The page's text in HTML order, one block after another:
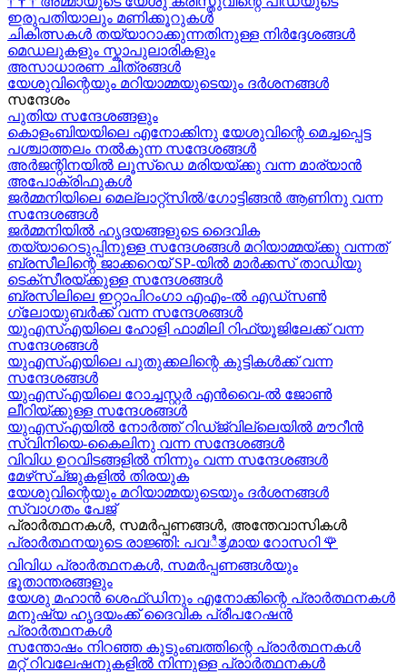
ഇരുപതിയാലും മണിക്കൂറുകള്‍
ചികിത്സകൾ തയ്യാറാക്കുന്നതിനുള്ള നിർദ്ദേശങ്ങൾ
മെഡലുകളും സ്കാപുലാരികളും
അസാധാരണ ചിത്രങ്ങൾ
യേശുവിന്റെയും മറിയാമ്മയുടെയും ദർശനങ്ങൾ
സന്ദേശം
പുതിയ സന്ദേശങ്ങളും
കൊളംബിയയിലെ എനോക്കിനു യേശുവിന്റെ മെച്ചപ്പെട്ട
പശ്ചാത്തലം നൽകുന്ന സന്ദേശങ്ങള്‍
അർജന്റിനയിൽ ലൂസ്ഡെ മരിയയ്ക്കു വന്ന മാര്യാന്‍
അപോക്രിഫുകള്‍
ജർമ്മനിയിലെ മെല്ലാറ്റ്സിൽ/ഗോട്ടിങ്ങൻ ആണിനു വന്ന
സന്ദേശങ്ങൾ
ജർമ്മനിയിൽ ഹൃദയങ്ങളുടെ ദൈവിക
തയ്യാറെടുപ്പിനുള്ള സന്ദേശങ്ങൾ മറിയാമ്മയ്ക്കു വന്നത്
ബ്രസീലിന്റെ ജാക്കറെയ്‍ SP-യിൽ മാർക്കസ് താഡിയു
ടെക്സീരയ്ക്കുള്ള സന്ദേശങ്ങള്‍
ബ്രസിലിലെ ഇറ്റാപിറംഗാ എഎം-ൽ എഡ്സൺ
ഗ്ലോയുബർക്ക് വന്ന സന്ദേശങ്ങൾ
യുഎസ്എയിലെ ഹോളി ഫാമിലി റിഫ്യൂജിലേക്ക് വന്ന
സന്ദേശങ്ങൾ
യുഎസ്എയിലെ പുതുക്കലിന്റെ കുട്ടികള്‍ക്ക് വന്ന
സന്ദേശങ്ങള്‍
യുഎസ്എയിലെ റോച്ചസ്റ്റർ എൻവൈ-ൽ ജോൺ
ലീറിയ്ക്കുള്ള സന്ദേശങ്ങൾ
യുഎസ്എയിൽ നോർത്ത് റിഡ്ജ്വില്ലെയിൽ മൗറീൻ
സ്വിനിയെ-കൈലിനു വന്ന സന്ദേശങ്ങള്‍
വിവിധ ഉറവിടങ്ങളിൽ നിന്നും വന്ന സന്ദേശങ്ങൾ
മേഴ്‍സ്ച്ജുകളിൽ തിരയുക
യേശുവിന്റെയും മറിയാമ്മയുടെയും ദർശനങ്ങൾ
സ്വാഗതം പേജ്
പ്രാർത്ഥനകൾ, സമർപ്പണങ്ങൾ, അന്തേവാസികൾ
പ്രാർത്ഥനയുടെ രാജ്ഞി: പവಿತ್ರമായ റോസറി 🌹
വിവിധ പ്രാർത്ഥനകൾ, സമർപ്പണങ്ങൾയും
ഭൂതാന്തരങ്ങളും
യേശു മഹാന്‍ ശെഫ്ഡിനും എനോക്കിന്റെ പ്രാർത്ഥനകള്‍
മനുഷ്യ ഹൃദയംക്ക് ദൈവിക പ്രീപറേഷൻ
പ്രാർത്ഥനകൾ
സന്തോഷം നിറഞ്ഞ കുടുംബത്തിന്റെ പ്രാർത്ഥനകള്‍
മറ്റ് റിവലേഷനുകളിൽ നിന്നുള്ള പ്രാർത്ഥനകൾ